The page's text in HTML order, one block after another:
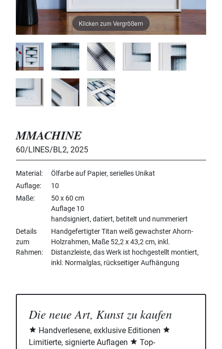
Klicken zum Vergrößern
MMACHINE
60/LINES/BL2, 2025
Material
Ölfarbe auf Papier, serielles Unikat
Auflage
10
Maße
50 x 60 cm
Auflage 10
handsigniert, datiert, betitelt und nummeriert
Details
zum
Rahmen
Handgefertigter Titan weiß gewachster Ahorn-
Holzrahmen, Maße 52,2 x 43,2 cm, inkl.
Distanzleiste, das Werk ist hochgestellt montiert,
inkl. Normalglas, rückseitiger Aufhängung
Die neue Art, Kunst zu kaufen
Handverlesene, exklusive Editionen
Limitierte, signierte Auflagen
Top-